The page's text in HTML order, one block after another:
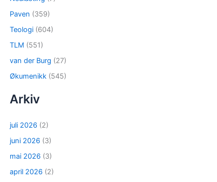
Paven (359)
Teologi (604)
TLM (551)
van der Burg (27)
Økumenikk (545)
Arkiv
juli 2026 (2)
juni 2026 (3)
mai 2026 (3)
april 2026 (2)